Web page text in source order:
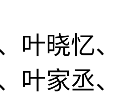
叶晓忆、
叶家丞、